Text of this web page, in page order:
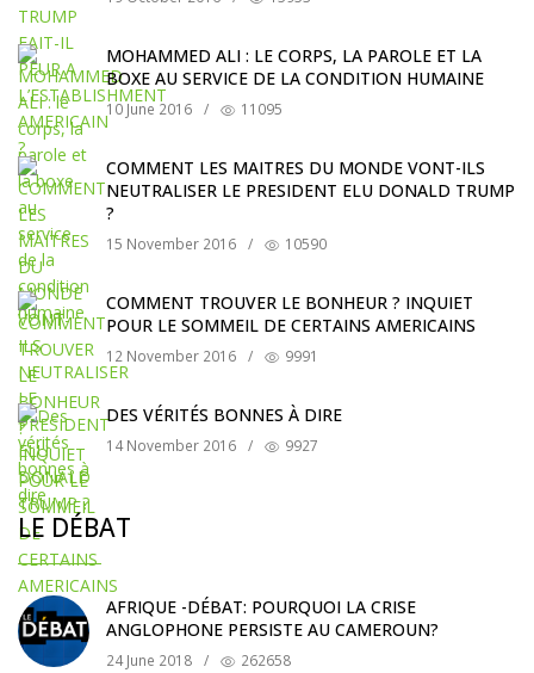
MOHAMMED ALI : LE CORPS, LA PAROLE ET LA
BOXE AU SERVICE DE LA CONDITION HUMAINE
10 June 2016 / 11095
COMMENT LES MAITRES DU MONDE VONT-ILS
NEUTRALISER LE PRESIDENT ELU DONALD TRUMP
?
15 November 2016 / 10590
COMMENT TROUVER LE BONHEUR ? INQUIET
POUR LE SOMMEIL DE CERTAINS AMERICAINS
12 November 2016 / 9991
DES VÉRITÉS BONNES À DIRE
14 November 2016 / 9927
LE DÉBAT
AFRIQUE -DÉBAT: POURQUOI LA CRISE
ANGLOPHONE PERSISTE AU CAMEROUN?
24 June 2018 / 262658